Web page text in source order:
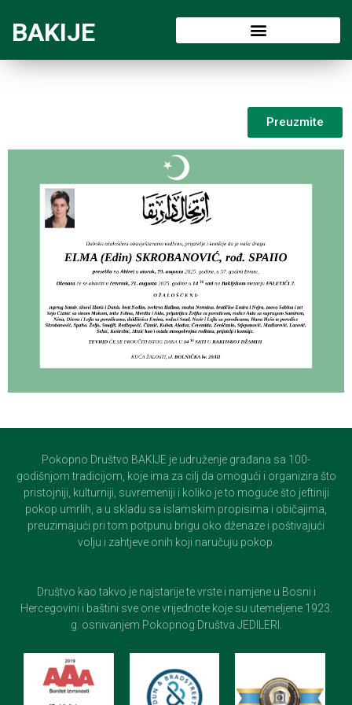
BAKIJE
Preuzmite
Pokopno Društvo BAKIJE je udruženje građana sa 100-
godišnjom tradicijom, koje ima za cilj da omogući i organizira što
pristojniji, kulturniji, suvremeniji i koliko je to moguće što jeftiniji
pokop umrlih, a u skladu sa islamskim propisima i običajima,
preuzimajući pri tom potpunu brigu oko dženaze i poštivajući
volju i zahtjeve onih koji naručuju pokop.
Društvo kao takvo je najstarije te vrste i namjene u Bosni i
Hercegovini i baštini sve one vrijednote koje su utemeljene 1923.
g. osnivanjem Pokopnog Društva JEDILERI.